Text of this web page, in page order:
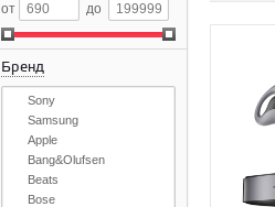
от до
Бренд
Sony
Samsung
Apple
Bang&Olufsen
Beats
Bose